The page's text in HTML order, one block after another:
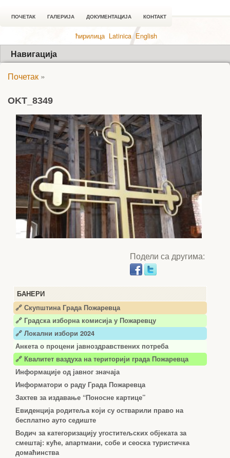
ПОЧЕТАК ГАЛЕРИЈА ДОКУМЕНТАЦИЈА КОНТАКТ
ћирилица Latinica English
Навигација
БАНЕРИ
🔗 Скупштина Града Пожаревца
🔗 Градска изборна комисија у Пожаревцу
🔗 Локални избори 2024
Анкета о процени јавноздравствених потреба
🔗 Квалитет ваздуха на територији града Пожаревца
Информације од јавног значаја
Информатори о раду Града Пожаревца
Захтев за издавање “Поносне картице”
Евиденција родитеља који су остварили право на
бесплатно ауто седиште
Водич за категоризацију угоститељских објеката за
смештај: куће, апартмани, собе и сеоска туристичка
домаћинства
Почетак »
OKT_8349
Подели са другима: